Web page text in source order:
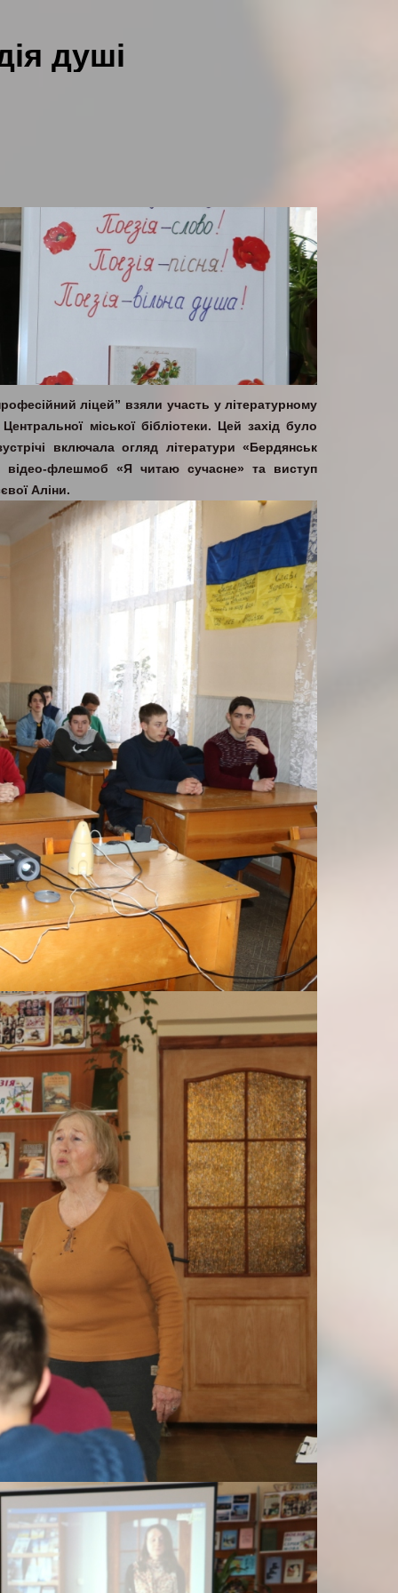
душі
ліцей” взяли участь у літературному
міської бібліотеки. Цей захід було
включала огляд літератури «Бердянськ
відео-флешмоб «Я читаю сучасне» та виступ
Аліни.